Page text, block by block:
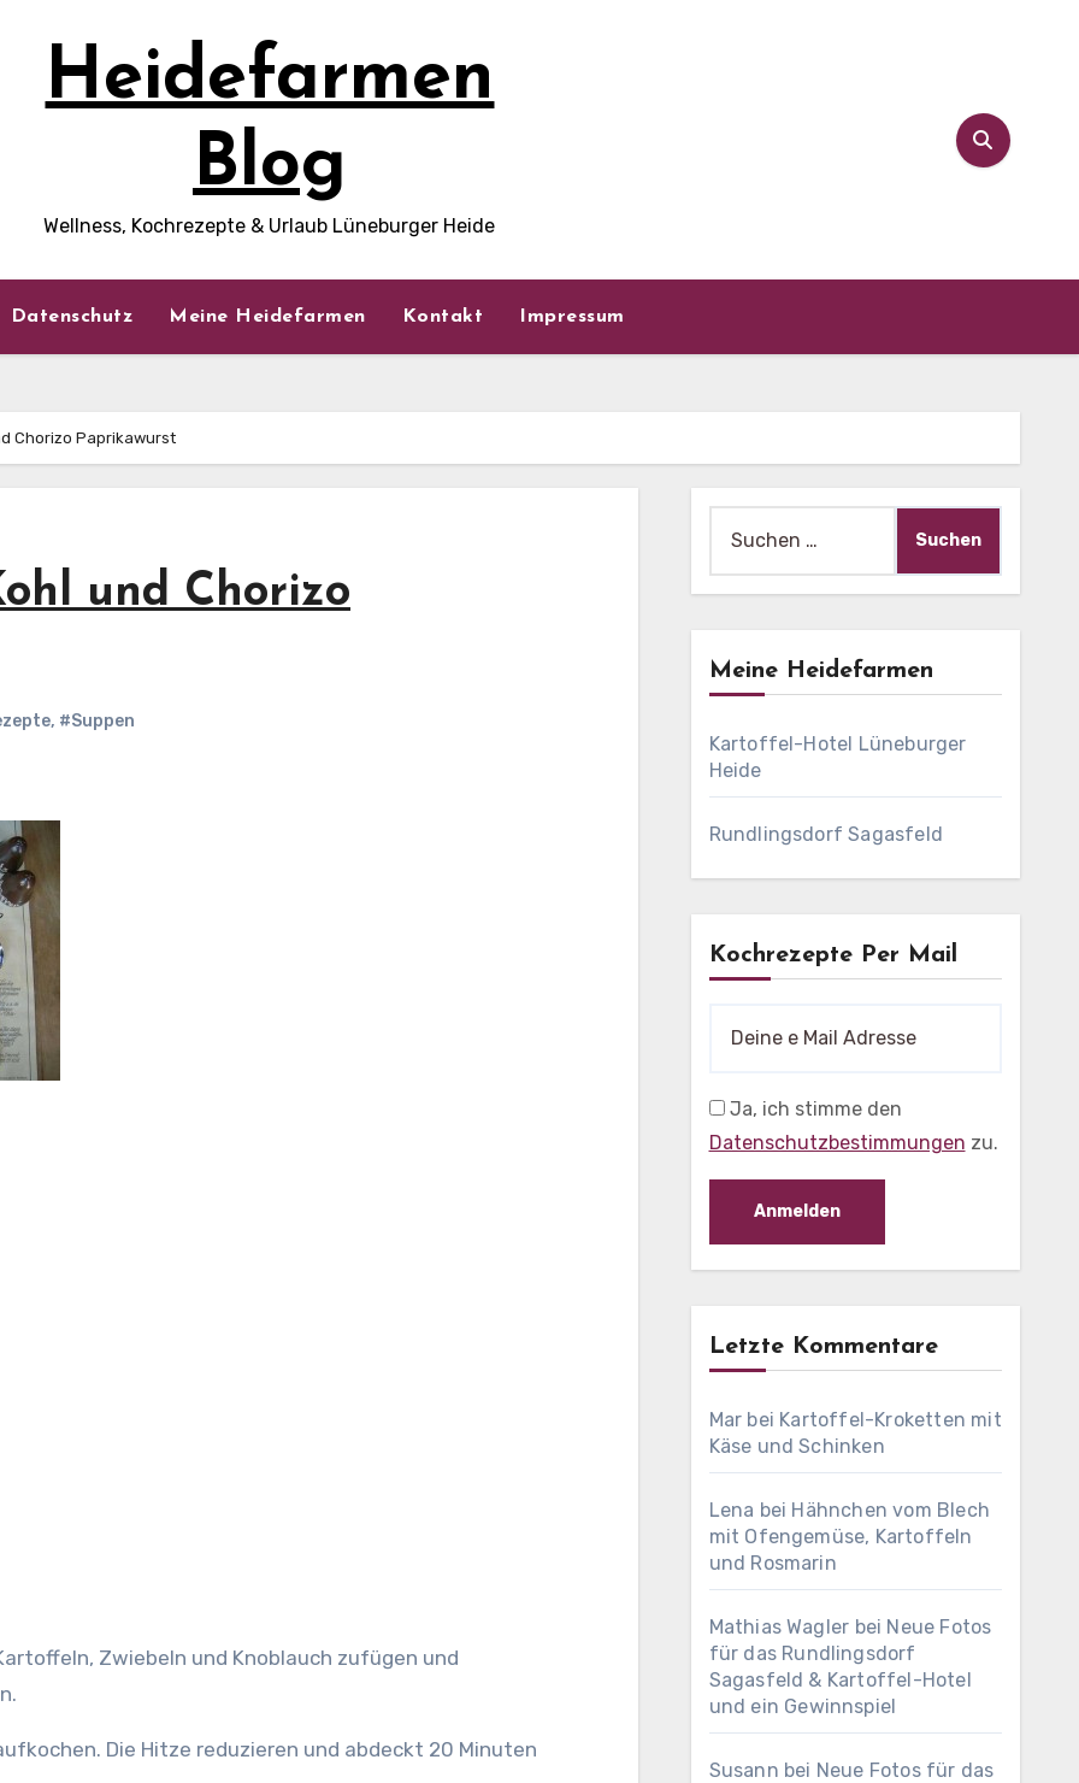
Heidefarmen
Blog
Wellness, Kochrezepte & Urlaub Lüneburger Heide
Datenschutz Meine Heidefarmen Kontakt Impressum
Chorizo Paprikawurst
und Chorizo
, #Suppen
Zwiebeln und Knoblauch zufügen und
Die Hitze reduzieren und abdeckt 20 Minuten
nach:
Meine Heidefarmen
Kartoffel-Hotel Lüneburger
Heide
Rundlingsdorf Sagasfeld
Kochrezepte Per Mail
Ja, ich stimme den
Datenschutzbestimmungen zu.
Letzte Kommentare
Mar bei Kartoffel-Kroketten mit
Käse und Schinken
Lena bei Hähnchen vom Blech
mit Ofengemüse, Kartoffeln
und Rosmarin
Mathias Wagler bei Neue Fotos
für das Rundlingsdorf
Sagasfeld & Kartoffel-Hotel
und ein Gewinnspiel
Susann bei Neue Fotos für das